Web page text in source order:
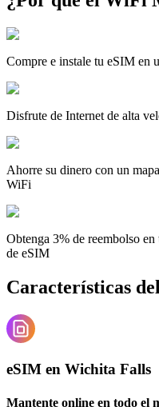
Compre e instale tu eSIM en
Disfrute de Internet de alta
Ahorre su dinero con un
WiFi
Obtenga 3% de reembolso
de eSIM
Características
eSIM en Wichita Falls
Mantente online en todo el